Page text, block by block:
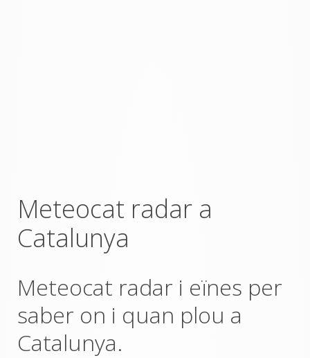
Meteocat radar a
Catalunya
Meteocat radar i eïnes per
saber on i quan plou a
Catalunya.